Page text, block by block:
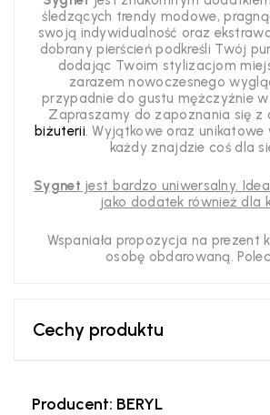
śledzących trendy modowe,
swoją indywidualność oraz
dobrany pierścień podkreśli Twój
dodając Twoim stylizacjom
zarazem nowoczesnego
przypadnie do gustu mężczyźnie
Zapraszamy do zapoznania się z
biżuterii. Wyjątkowe oraz unikatowe
każdy znajdzie coś dla
Sygnet jest bardzo uniwersalny.
jako dodatek również dla
Wspaniała propozycja na prezent
osobę obdarowaną.
Cechy produktu
Producent: BERYL